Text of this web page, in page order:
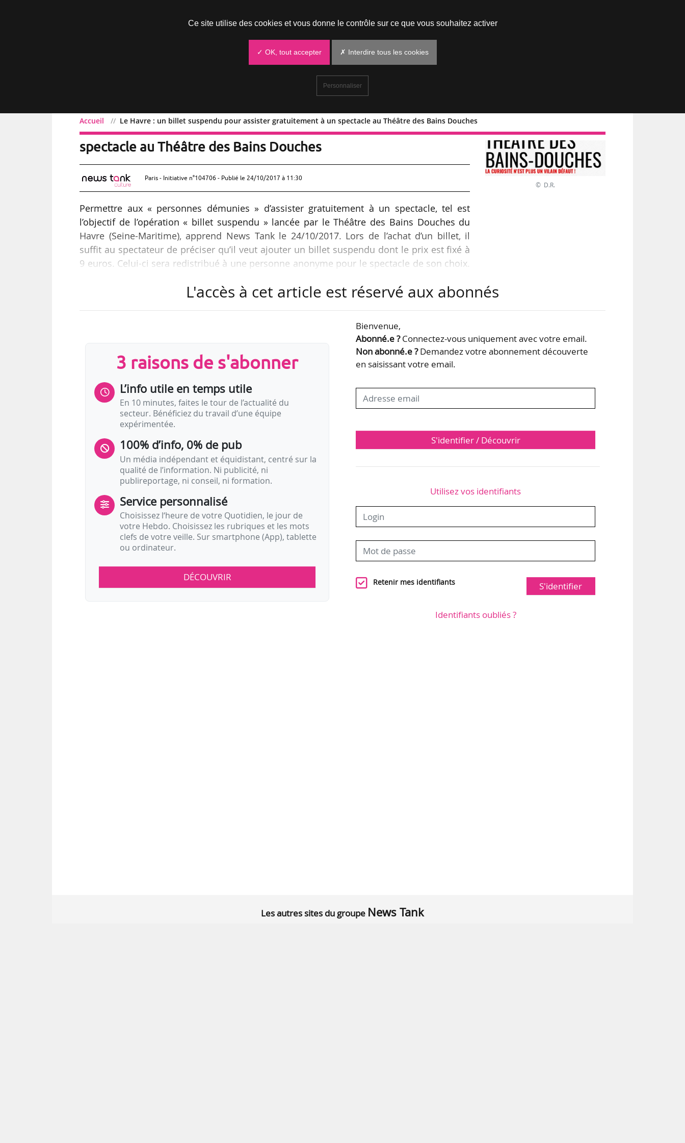
Accueil Le Havre : un billet suspendu pour assister gratuitement à un spectacle au Théâtre des Bains Douches
Le Havre : un billet suspendu pour assister gratuitement à un
spectacle au Théâtre des Bains Douches
Paris - Initiative n°104706 - Publié le 24/10/2017 à 11:30
Permettre aux « personnes démunies » d’assister gratuitement à un spectacle, tel est
l’objectif de l’opération « billet suspendu » lancée par le Théâtre des Bains Douches du
Havre (Seine-Maritime), apprend News Tank le 24/10/2017. Lors de l’achat d’un billet, il
suffit au spectateur de préciser qu’il veut ajouter un billet suspendu dont le prix est fixé à
9 euros. Celui-ci sera redistribué à une personne anonyme pour le spectacle de son choix.
plusieurs centres sociaux alentour. Les bénéficiaires du billet suspendu nous seront dans
© D.R.
L'accès à cet article est réservé aux abonnés
3 raisons de s'abonner
L’info utile en temps utile
En 10 minutes, faites le tour de l’actualité du
secteur. Bénéficiez du travail d’une équipe
expérimentée.
100% d’info, 0% de pub
Un média indépendant et équidistant, centré sur la
qualité de l’information. Ni publicité, ni
publireportage, ni conseil, ni formation.
Service personnalisé
Choisissez l‘heure de votre Quotidien, le jour de
votre Hebdo. Choisissez les rubriques et les mots
clefs de votre veille. Sur smartphone (App), tablette
ou ordinateur.
DÉCOUVRIR
Bienvenue,
Abonné.e ?Connectez-vous uniquement avec votre email.
Non abonné.e ?Demandez votre abonnement découverte
en saisissant votre email.
S'identifier / Découvrir
Utilisez vos identifiants
Retenir mes identifiants S'identifier
Identifiants oubliés ?
Les autres sites du groupe News Tank
Ce site utilise des cookies et vous donne le contrôle sur ce que vous souhaitez activer
✓ OK, tout accepter ✗ Interdire tous les cookies
Personnaliser